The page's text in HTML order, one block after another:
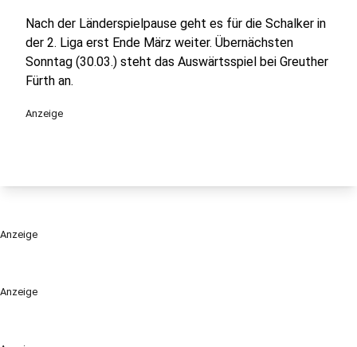
Anzeige
Nach der Länderspielpause geht es für die Schalker in
der 2. Liga erst Ende März weiter. Übernächsten
Sonntag (30.03.) steht das Auswärtsspiel bei Greuther
Fürth an.
Anzeige
Anzeige